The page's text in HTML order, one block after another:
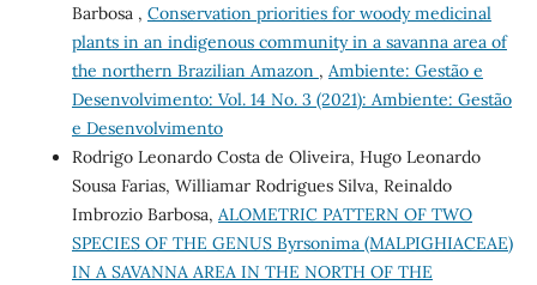
Barbosa , Conservation priorities for woody medicinal
plants in an indigenous community in a savanna area of
the northern Brazilian Amazon , Ambiente: Gestão e
Desenvolvimento: Vol. 14 No. 3 (2021): Ambiente: Gestão
e Desenvolvimento
Rodrigo Leonardo Costa de Oliveira, Hugo Leonardo
Sousa Farias, Williamar Rodrigues Silva, Reinaldo
Imbrozio Barbosa, ALOMETRIC PATTERN OF TWO
SPECIES OF THE GENUS Byrsonima (MALPIGHIACEAE)
IN A SAVANNA AREA IN THE NORTH OF THE